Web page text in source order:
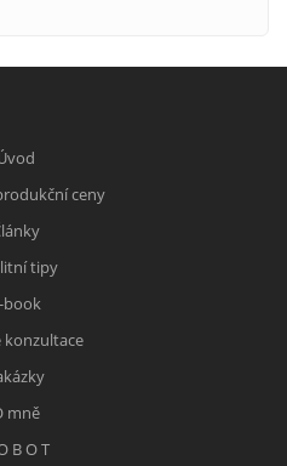
ceny
tipy
book
konzultace
mně
B O T